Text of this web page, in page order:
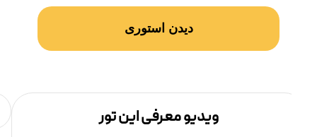
دیدن استوری
ویدیو معرفی این تور